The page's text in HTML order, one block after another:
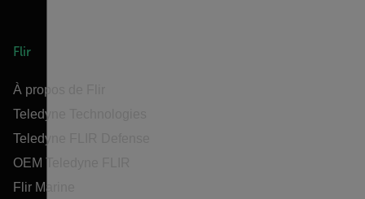
Flir
À propos de Flir
Teledyne Technologies
Teledyne FLIR Defense
OEM Teledyne FLIR
Flir Marine